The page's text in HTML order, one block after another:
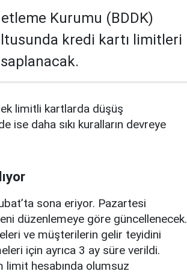
Kurumu (BDDK)
kredi kartı limitleri
limitli kartlarda düşüş
ise daha sıkı kuralların devreye
sona eriyor. Pazartesi
düzenlemeye göre güncellenecek.
ve müşterilerin gelir teyidini
için ayrıca 3 ay süre verildi.
limit hesabında olumsuz